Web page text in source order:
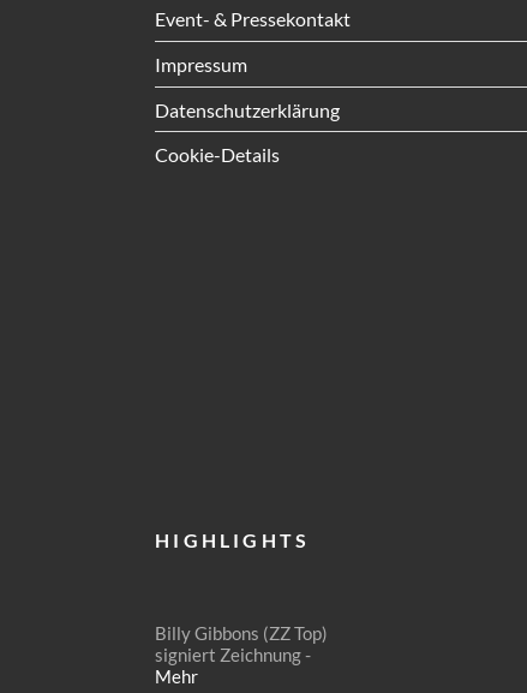
Event- & Pressekontakt
Impressum
Datenschutzerklärung
Cookie-Details
HIGHLIGHTS
Billy Gibbons (ZZ Top)
signiert Zeichnung -
Mehr